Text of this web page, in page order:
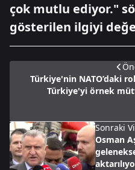
çok mutlu ediyor."
gösterilen ilgiyi
Türkiye'nin NATO’daki
Türkiye'yi örnek
Sonraki
Osman